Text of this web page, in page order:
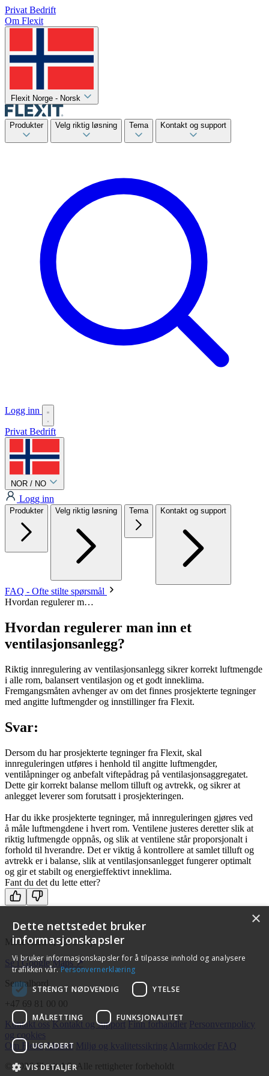
Privat Bedrift
Om Flexit
Flexit Norge - Norsk
Produkter Velg riktig løsning Tema Kontakt og support
Logg inn
Privat Bedrift
NOR / NO
Logg inn
Produkter Velg riktig løsning Tema Kontakt og support
FAQ - Ofte stilte spørsmål
Hvordan regulerer m…
Hvordan regulerer man inn et
ventilasjonsanlegg?
Riktig innregulering av ventilasjonsanlegg sikrer korrekt luftmengde
i alle rom, balansert ventilasjon og et godt inneklima.
Fremgangsmåten avhenger av om det finnes prosjekterte tegninger
med angitte luftmengder og innstillinger fra Flexit.
Svar:
Dersom du har prosjekterte tegninger fra Flexit, skal
innreguleringen utføres i henhold til angitte luftmengder,
ventilåpninger og anbefalt viftepådrag på ventilasjonsaggregatet.
Dette gir korrekt balanse mellom tilluft og avtrekk, og sikrer at
anlegget leverer som forutsatt i prosjekteringen.
Har du ikke prosjekterte tegninger, må innreguleringen gjøres ved
å måle luftmengdene i hvert rom. Ventilene justeres deretter slik at
riktig luftmengde oppnås, og slik at ventilene står proporsjonalt i
forhold til hverandre. Det er viktig å kontrollere at samlet tilluft og
avtrekk er i balanse, slik at ventilasjonsanlegget fungerer optimalt
og gir et stabilt og energieffektivt inneklima.
Fant du det du lette etter?
Moseveien 8, 1870 Ørje
Se i Google Maps ↗
Sentralbord
+47 69 81 00 00
Kontakt oss Kontakt og support Finn forhandler
Personvernpolicy
og cookies
Om FlexitAktuelt Miljø og kvalitetssikring Alarmkoder
FAQ
© 2026 Flexit AS. Alle rettigheter forbeholdt
×
Dette nettstedet bruker
informasjonskapsler
Vi bruker informasjonskapsler for å tilpasse innhold og analysere
trafikken vår.Personvernerklæring
STRENGT NØDVENDIG
YTELSE
MÅLRETTING FUNKSJONALITET
UGRADERT
VIS DETALJER